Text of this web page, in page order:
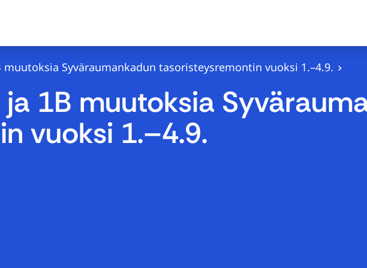
Syväraumankadun tasoristeysremontin vuoksi 1.–4.9.
1B muutoksia
vuoksi 1.–4.9.